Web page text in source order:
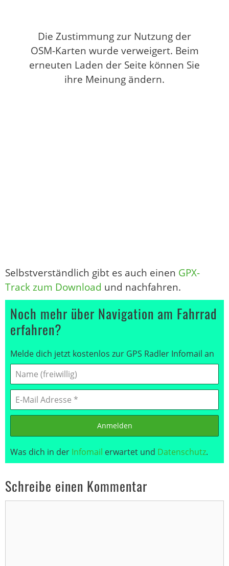
Die Zustimmung zur Nutzung der
OSM-Karten wurde verweigert. Beim
erneuten Laden der Seite können Sie
ihre Meinung ändern.
Selbstverständlich gibt es auch einen GPX-
Track zum Download und nachfahren.
Noch mehr über Navigation am Fahrrad
erfahren?
Melde dich jetzt kostenlos zur GPS Radler Infomail an
Anmelden
Was dich in der Infomail erwartet und Datenschutz.
Schreibe einen Kommentar